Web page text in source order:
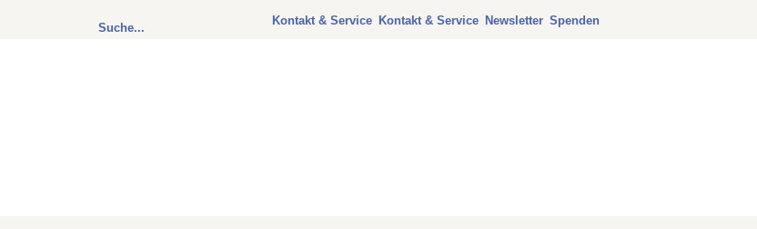
Kontakt & Service Kontakt & Service Newsletter Spenden